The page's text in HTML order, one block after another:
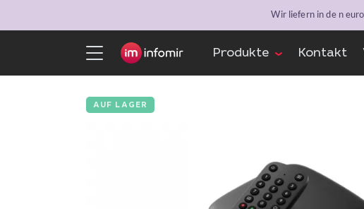
Wir liefern in de n
Produkte Kontakt
AUF LAGER